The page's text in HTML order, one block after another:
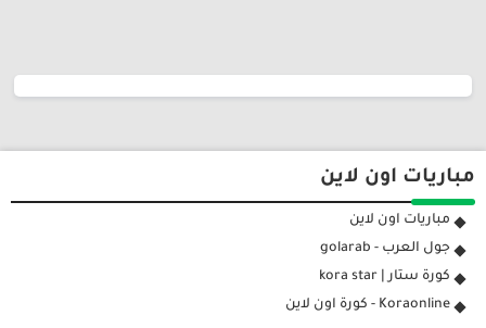
مباريات اون لاين
مباريات اون لاين
جول العرب - golarab
كورة ستار | kora star
Koraonline - كورة اون لاين